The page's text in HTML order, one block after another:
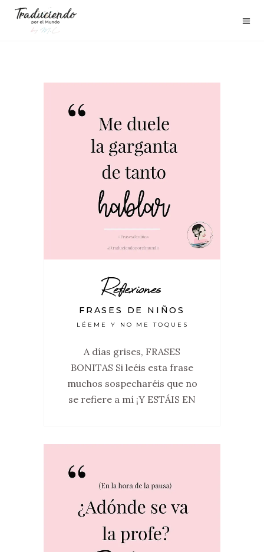
Reflexiones
FRASES DE NIÑOS
LÉEME Y NO ME TOQUES
A días grises, FRASES
BONITAS Si leéis esta frase
muchos sospecharéis que no
se refiere a mí ¡Y ESTÁIS EN